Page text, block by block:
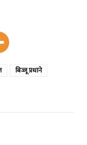
बिज्जू प्रधाने